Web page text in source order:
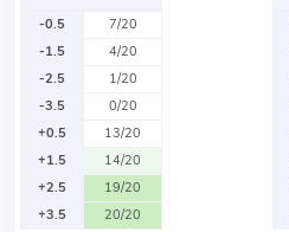
-0.5
7/20
-1.5
4/20
-2.5
1/20
-3.5
0/20
+0.5
13/20
+1.5
14/20
+2.5
19/20
+3.5
20/20